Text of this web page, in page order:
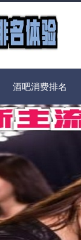
酒吧消费排名